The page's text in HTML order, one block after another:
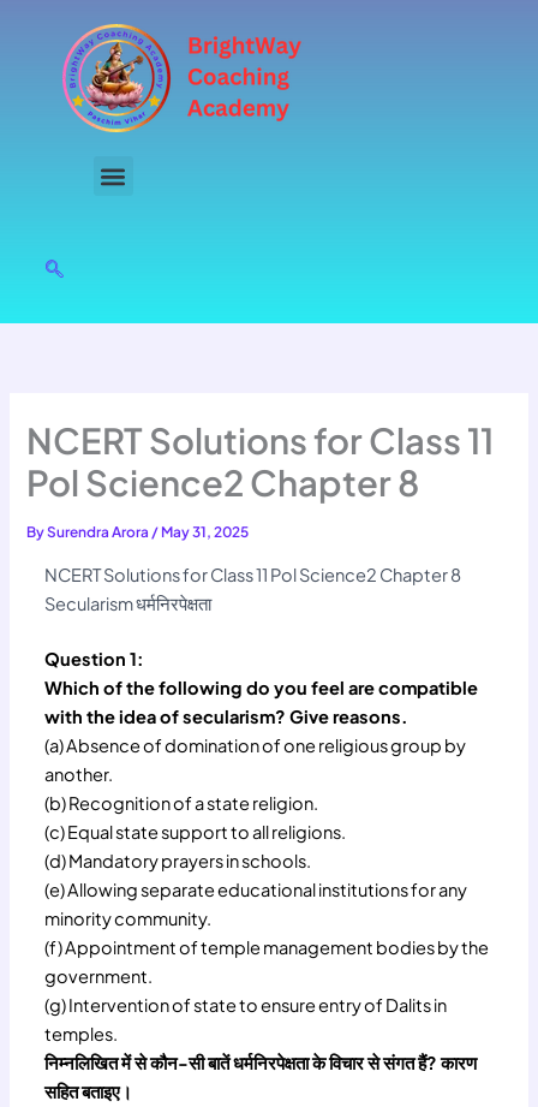
content
NCERT Solutions for Class 11
Pol Science2 Chapter 8
BySurendra Arora/ May 31, 2025
NCERT Solutions for Class 11 Pol Science2 Chapter 8
Secularism धर्मनिरपेक्षता
Question 1:
Which of the following do you feel are compatible
with the idea of secularism? Give reasons.
(a) Absence of domination of one religious group by
another.
(b) Recognition of a state religion.
(c) Equal state support to all religions.
(d) Mandatory prayers in schools.
(e) Allowing separate educational institutions for any
minority community.
(f) Appointment of temple management bodies by the
government.
(g) Intervention of state to ensure entry of Dalits in
temples.
निम्नलिखित में से कौन-सी बातें धर्मनिरपेक्षता के विचार से संगत हैं? कारण
सहित बताइए।